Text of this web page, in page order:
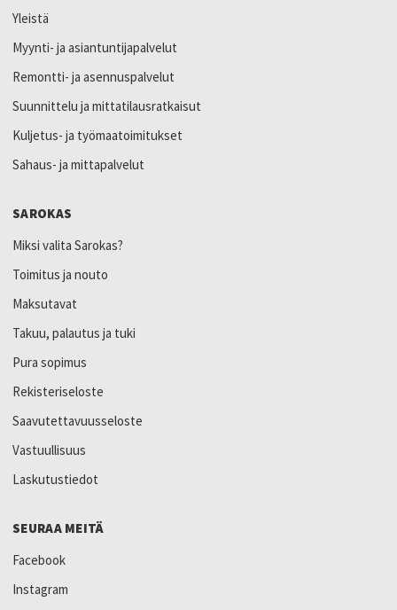
Yleistä
Myynti- ja asiantuntijapalvelut
Remontti- ja asennuspalvelut
Suunnittelu ja mittatilausratkaisut
Kuljetus- ja työmaatoimitukset
Sahaus- ja mittapalvelut
SAROKAS
Miksi valita Sarokas?
Toimitus ja nouto
Maksutavat
Takuu, palautus ja tuki
Pura sopimus
Rekisteriseloste
Saavutettavuusseloste
Vastuullisuus
Laskutustiedot
SEURAA MEITÄ
Facebook
Instagram